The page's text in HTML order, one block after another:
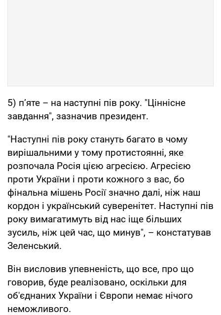
5) п’яте – на наступні пів року. "Ціннісне
завдання", зазначив президент.
"Наступні пів року стануть багато в чому
вирішальними у тому протистоянні, яке
розпочала Росія цією агресією. Агресією
проти України і проти кожного з вас, бо
фінальна мішень Росії значно далі, ніж наш
кордон і український суверенітет. Наступні пів
року вимагатимуть від нас іще більших
зусиль, ніж цей час, що минув", – констатував
Зеленський.
Він висловив упевненість, що все, про що
говорив, буде реалізовано, оскільки для
об'єднаних України і Європи немає нічого
неможливого.